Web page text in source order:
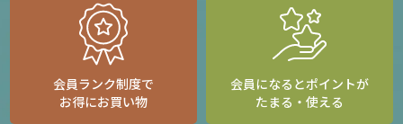
会員ランク制度で
お得にお買い物
会員になるとポイントが
たまる・使える